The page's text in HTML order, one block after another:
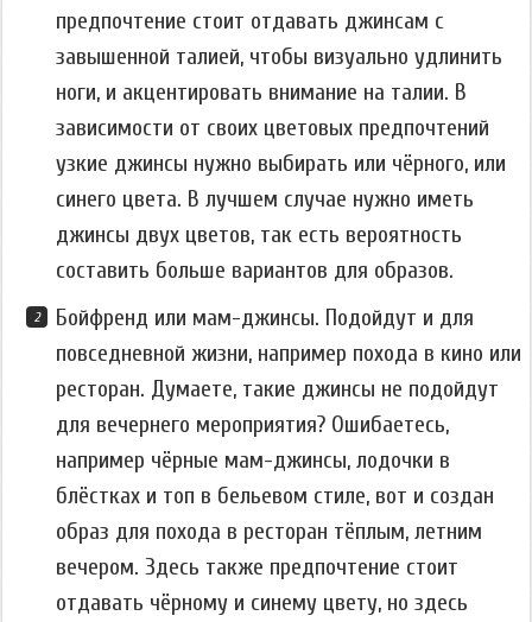
предпочтение стоит отдавать джинсам с
завышенной талией, чтобы визуально удлинить
ноги, и акцентировать внимание на талии. В
зависимости от своих цветовых предпочтений
узкие джинсы нужно выбирать или чёрного, или
синего цвета. В лучшем случае нужно иметь
джинсы двух цветов, так есть вероятность
составить больше вариантов для образов.
Бойфренд или мам-джинсы. Подойдут и для
повседневной жизни, например похода в кино или
ресторан. Думаете, такие джинсы не подойдут
для вечернего мероприятия? Ошибаетесь,
например чёрные мам-джинсы, лодочки в
блёстках и топ в бельевом стиле, вот и создан
образ для похода в ресторан тёплым, летним
вечером. Здесь также предпочтение стоит
отдавать чёрному и синему цвету, но здесь